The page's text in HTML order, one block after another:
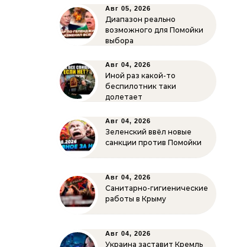
Авг 05, 2026
Диапазон реально
возможного для Помойки
выбора
Авг 04, 2026
Иной раз какой-то
беспилотник таки
долетает
Авг 04, 2026
Зеленский ввёл новые
санкции против Помойки
Авг 04, 2026
Санитарно-гигиенические
работы в Крыму
Авг 04, 2026
Украина заставит Кремль